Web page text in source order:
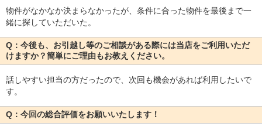
物件がなかなか決まらなかったが、条件に合った物件を最後まで一
緒に探していただいた。
Q：今後も、お引越し等のご相談がある際には当店をご利用いただ
けますか？簡単にご理由もお教えください。
話しやすい担当の方だったので、次回も機会があれば利用したいで
す。
Q：今回の総合評価をお願いいたします！